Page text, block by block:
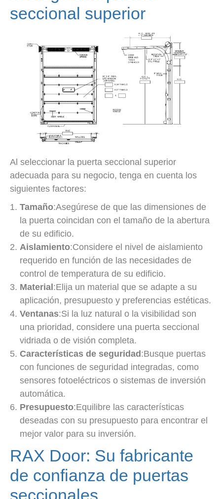
seccional superior
Al seleccionar la puerta seccional superior
adecuada para su negocio, tenga en cuenta los
siguientes factores:
Tamaño:Asegúrese de que las dimensiones de
la puerta coincidan con el tamaño de la abertura
de su edificio.
Aislamiento:Considere el nivel de aislamiento
requerido en función de las necesidades de
control de temperatura de su edificio.
Material:Elija un material que se adapte a su
aplicación, presupuesto y preferencias estéticas.
Ventanas:Si la luz natural o la visibilidad son
una prioridad, considere una puerta seccional
vidriada o de visión completa.
Características de seguridad:Busque puertas
con funciones de seguridad integradas, como
sensores fotoeléctricos o sistemas de inversión
automática.
Presupuesto:Equilibre las características
deseadas con su presupuesto para encontrar el
mejor valor para su inversión.
RAX Door: Su fabricante
de confianza de puertas
seccionales